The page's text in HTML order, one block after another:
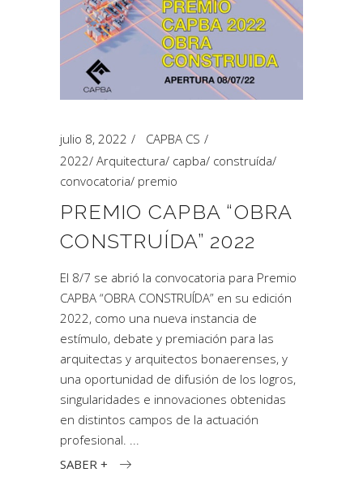
julio 8, 2022
CAPBA CS
2022/ Arquitectura/ capba/ construída/
convocatoria/ premio
PREMIO CAPBA “OBRA
CONSTRUÍDA” 2022
El 8/7 se abrió la convocatoria para Premio
CAPBA “OBRA CONSTRUÍDA” en su edición
2022, como una nueva instancia de
estímulo, debate y premiación para las
arquitectas y arquitectos bonaerenses, y
una oportunidad de difusión de los logros,
singularidades e innovaciones obtenidas
en distintos campos de la actuación
profesional.
SABER +